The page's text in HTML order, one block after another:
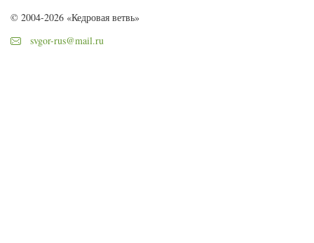
© 2004-2026 «Кедровая ветвь»
svgor-rus@mail.ru